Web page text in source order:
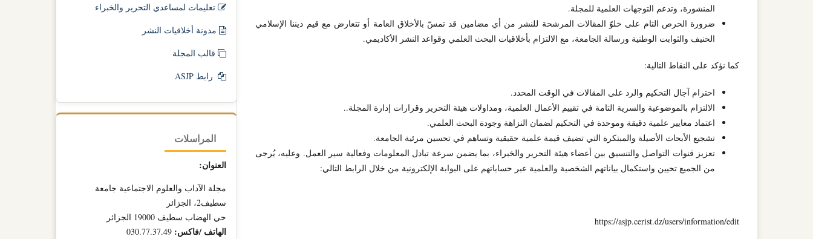
المنشورة، وتدعم التوجهات العلمية للمجلة.
ضرورة الحرص التام على خلوّ المقالات المرشحة للنشر من أي مضامين قد تمسّ بالأخلاق العامة أو تتعارض مع قيم ديننا الإسلامي
الحنيف والثوابت الوطنية ورسالة الجامعة، مع الالتزام بأخلاقيات البحث العلمي وقواعد النشر الأكاديمي.
كما نؤكد على النقاط التالية:
احترام آجال التحكيم والرد على المقالات في الوقت المحدد.
الالتزام بالموضوعية والسرية التامة في تقييم الأعمال العلمية، ومداولات هيئة التحرير وقرارات إدارة المجلة..
اعتماد معايير علمية دقيقة وموحدة في التحكيم لضمان النزاهة وجودة البحث العلمي.
تشجيع الأبحاث الأصيلة والمبتكرة التي تضيف قيمة علمية حقيقية وتساهم في تحسين مرئية الجامعة.
تعزيز قنوات التواصل والتنسيق بين أعضاء هيئة التحرير والخبراء، بما يضمن سرعة تبادل المعلومات وفعالية سير العمل. وعليه، يُرجى
من الجميع تحيين واستكمال بياناتهم الشخصية والعلمية عبر حساباتهم على البوابة الإلكترونية من خلال الرابط التالي:
https://asjp.cerist.dz/users/information/edit
تعليمات لمساعدي التحرير والخبراء
مدونة أخلاقيات النشر
قالب المجلة
رابط ASJP
المراسلات
العنوان:
مجلة الآداب والعلوم الاجتماعية جامعة
سطيف2، الجزائر
حي الهضاب سطيف 19000 الجزائر
الهاتف /فاكس: